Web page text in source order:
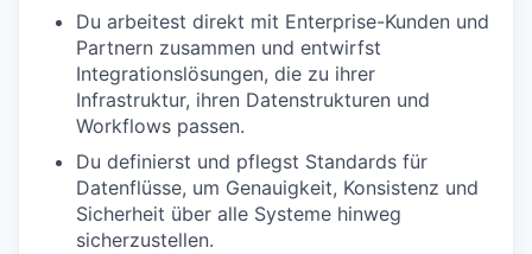
Du arbeitest direkt mit Enterprise-Kunden und
Partnern zusammen und entwirfst
Integrationslösungen, die zu ihrer
Infrastruktur, ihren Datenstrukturen und
Workflows passen.
Du definierst und pflegst Standards für
Datenflüsse, um Genauigkeit, Konsistenz und
Sicherheit über alle Systeme hinweg
sicherzustellen.